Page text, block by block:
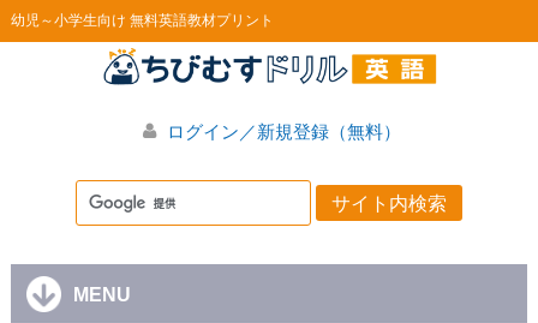
幼児～小学生向け 無料英語教材プリント
ログイン／新規登録（無料）
MENU